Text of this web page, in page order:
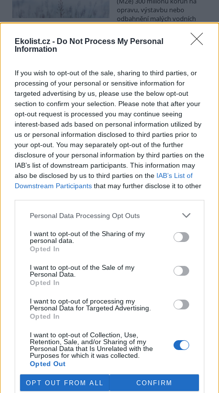
Ekolist.cz - Do Not Process My Personal
Information
If you wish to opt-out of the sale, sharing to third parties, or
processing of your personal or sensitive information for
targeted advertising by us, please use the below opt-out
section to confirm your selection. Please note that after your
opt-out request is processed you may continue seeing
interest-based ads based on personal information utilized by
us or personal information disclosed to third parties prior to
your opt-out. You may separately opt-out of the further
disclosure of your personal information by third parties on the
IAB’s list of downstream participants. This information may
also be disclosed by us to third parties on the IAB’s List of
Downstream Participants that may further disclose it to other
Personal Data Processing Opt Outs
I want to opt-out of the Sharing of my
personal data.
Opted In
I want to opt-out of the Sale of my
Personal Data.
Opted In
I want to opt-out of processing my
Personal Data for Targeted Advertising.
Opted In
I want to opt-out of Collection, Use,
Retention, Sale, and/or Sharing of my
Personal Data that Is Unrelated with the
Purposes for which it was collected.
Opted Out
OPT OUT FROM ALL CONFIRM
opravu, výstavbu nebo
odbahnění malých vodních
Hospodářským zvířatům pomáhají při vedrech remízky
4.8.2026 12:52 ( ČTK)
Hospodářská zvířata na jihu
Čech se při tropických
teplotách ochlazují v
remízkách i kamenných stájích.
Někteří jihočeští farmáři
vypouštějí krávy, ovce či koně na pastviny v noci a v největších
vedrech je nechávají uvnitř chladnějších budov. Kvůli suchu
neroste na loukách tráva a zemědělci musí dobytek přikrmovat
zásobami sena na zimu. Vysychají zdroje vody a rostou náklady na
její dopravu i na elektřinu na ochlazování zvířat, zjistila ČTK.
V Japonsku, které bojuje s extrémními vedry, uhynuly
tři lvice, píše BBC News
4.8.2026 12:42 ( ČTK
Diskuse: 2
Tři lvice v zoologické zahradě v
japonském Tokiu uhynuly
potýká s vlnami extrémních
veder, napsal zpravodajský server
BBC News
Ghanský parlament schválil přísný zákon na ochranu
kakaových plantáží
4.8.2026 12:39 (ČTK
zákon, podle kterého místním
farmářům hrozí až 20 let
vězení, pokud bez souhlasu
plantáž na jiný účel. Informovala o tom agentura AP; zákon nyní
čeká na podpis prezidenta Johna Mahamy.